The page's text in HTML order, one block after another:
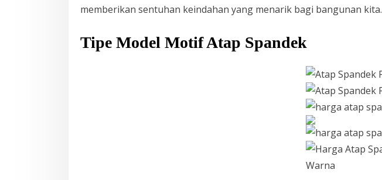
memberikan sentuhan keindahan yang menarik bagi bangunan kita.
Tipe Model Motif Atap Spandek